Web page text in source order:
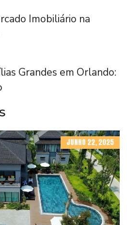
Imobiliário na
Grandes em Orlando:
JUNHO 22, 2025